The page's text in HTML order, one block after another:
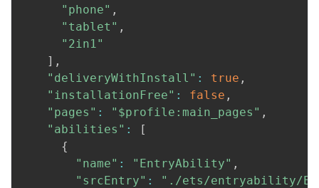
"phone" ,
"tablet" ,
"2in1"
] ,
"deliveryWithInstall" : true ,
"installationFree" : false ,
"pages" : "$profile:main_pages" ,
"abilities" :
[
{
"name" : "EntryAbility" ,
"srcEntry" : "./ets/entryability/